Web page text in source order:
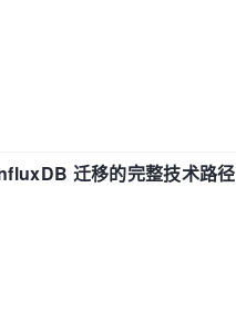
迁移的完整技术路径